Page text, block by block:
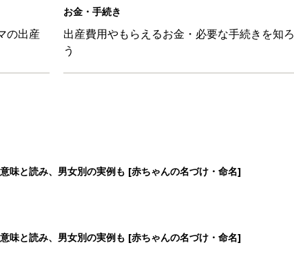
の出産
お金・手続き
出産費用やもらえるお金・必要な手続きを知ろ
う
味と読み、男女別の実例も [赤ちゃんの名づけ・命名]
味と読み、男女別の実例も [赤ちゃんの名づけ・命名]